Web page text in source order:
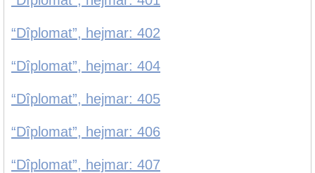
“Dîplomat”, hejmar: 402
“Dîplomat”, hejmar: 404
“Dîplomat”, hejmar: 405
“Dîplomat”, hejmar: 406
“Dîplomat”, hejmar: 407